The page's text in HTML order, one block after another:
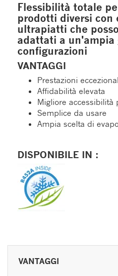
Flessibilità totale
prodotti diversi con
ultrapiatti che
adattati a un'ampia
configurazioni
VANTAGGI
Prestazioni
Affidabilità elevata
Migliore accessibilità
Semplice da usare
Ampia scelta di
DISPONIBILE IN :
VANTAGGI